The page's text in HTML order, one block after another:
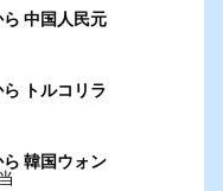
中国人民元
トルコリラ
韓国ウォン